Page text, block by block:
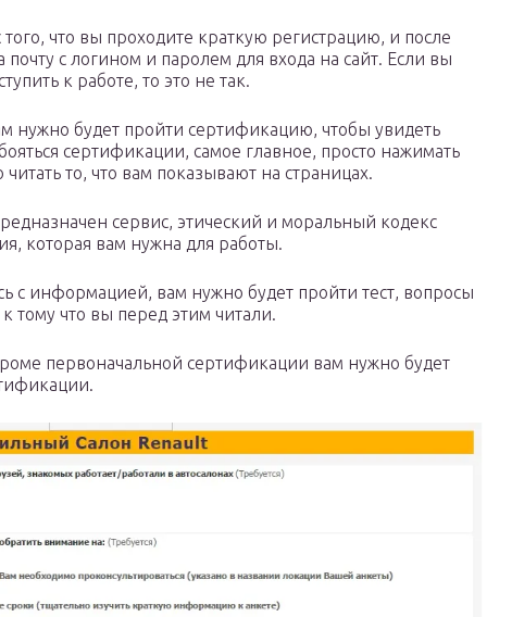
того, что вы проходите краткую регистрацию, и после
с логином и паролем для входа на сайт. Если вы
к работе, то это не так.
нужно будет пройти сертификацию, чтобы увидеть
сертификации, самое главное, просто нажимать
то, что вам показывают на страницах.
сервис, этический и моральный кодекс
которая вам нужна для работы.
с информацией, вам нужно будет пройти тест, вопросы
тому что вы перед этим читали.
первоначальной сертификации вам нужно будет